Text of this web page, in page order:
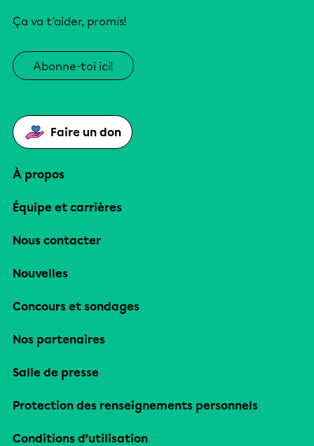
Ça va t’aider, promis!
Abonne-toi ici!
Faire un don
À propos
Équipe et carrières
Nous contacter
Nouvelles
Concours et sondages
Nos partenaires
Salle de presse
Protection des renseignements personnels
Conditions d’utilisation